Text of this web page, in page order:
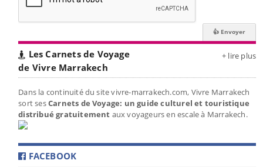
Les Carnets de Voyage
de Vivre Marrakech
+ lire plus
Dans la continuité du site vivre-marrakech.com, Vivre Marrakech
sort sesCarnets de Voyage: un guide culturel et touristique
distribué gratuitement aux voyageurs en escale à Marrakech.
FACEBOOK